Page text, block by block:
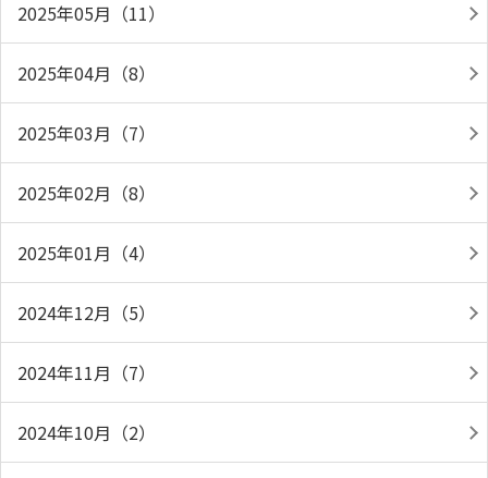
2025年05月（11）
2025年04月（8）
2025年03月（7）
2025年02月（8）
2025年01月（4）
2024年12月（5）
2024年11月（7）
2024年10月（2）